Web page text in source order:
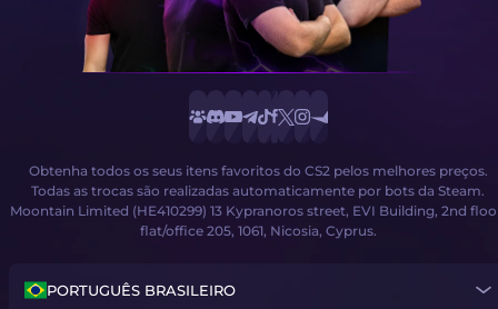
Obtenha todos os seus itens favoritos do CS2 pelos melhores preços.
Todas as trocas são realizadas automaticamente por bots da Steam.
Moontain Limited (HE410299) 13 Kypranoros street, EVI Building, 2nd
flat/office 205, 1061, Nicosia, Cyprus.
PORTUGUÊS BRASILEIRO